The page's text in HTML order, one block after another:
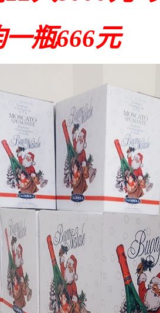
一瓶666元